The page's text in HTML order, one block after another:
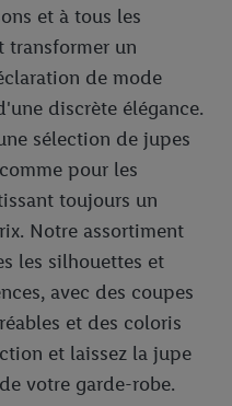
et à tous les
transformer un
de mode
discrète élégance.
sélection de jupes
pour les
toujours un
Notre assortiment
les silhouettes et
avec des coupes
et des coloris
et laissez la jupe
votre garde-robe.